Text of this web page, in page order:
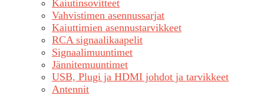
Kaiutinsovitteet
Vahvistimen asennussarjat
Kaiuttimien asennustarvikkeet
RCA signaalikaapelit
Signaalimuuntimet
Jännitemuuntimet
USB, Plugi ja HDMI johdot ja tarvikkeet
Antennit